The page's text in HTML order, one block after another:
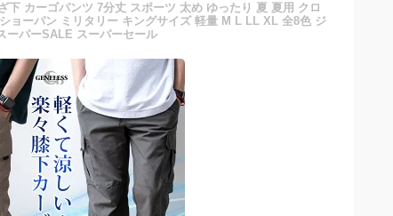
下 カーゴパンツ 7分丈 スポーツ 太め ゆったり 夏 夏用 クロ
ョーパン ミリタリー キングサイズ 軽量 M L LL XL 全8色 ジ
ーパーSALE スーパーセール